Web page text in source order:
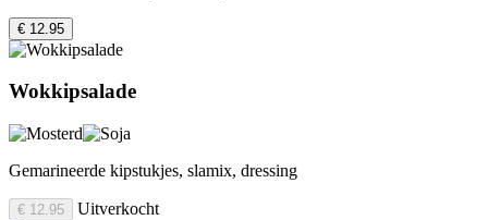
€ 12.95
Wokkipsalade
Gemarineerde kipstukjes, slamix, dressing
€ 12.95 Uitverkocht